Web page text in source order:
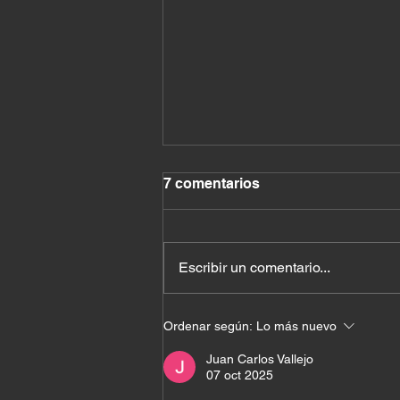
Cuando el milagro ya
estaba en tu casa
7 comentarios
Escribir un comentario...
Ordenar según: Lo más nuevo
Juan Carlos Vallejo
07 oct 2025